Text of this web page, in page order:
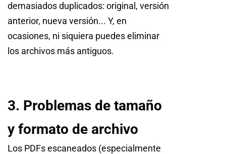
demasiados duplicados: original, versión
anterior, nueva versión... Y, en
ocasiones, ni siquiera puedes eliminar
los archivos más antiguos.
3. Problemas de tamaño
y formato de archivo
Los PDFs escaneados (especialmente